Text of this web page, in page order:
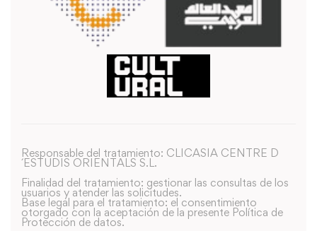
Responsable del tratamiento: CLICASIA CENTRE D
´ESTUDIS ORIENTALS S.L.
Finalidad del tratamiento: gestionar las consultas de los
usuarios y atender las solicitudes.
Base legal para el tratamiento: el consentimiento
otorgado con la aceptación de la presente Política de
Protección de datos.